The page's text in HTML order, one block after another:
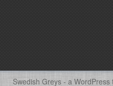
Swedish Greys - a WordPress